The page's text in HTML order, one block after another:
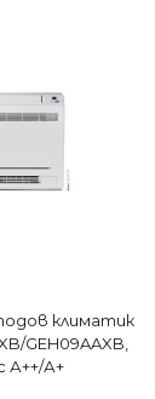
климатик
GEH09AAXB,
А++/А+